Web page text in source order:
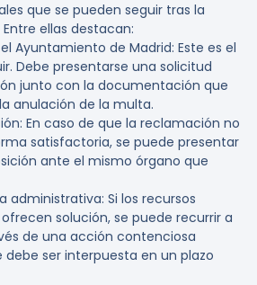
que se pueden seguir tras la
ellas destacan:
Ayuntamiento de Madrid: Este es el
Debe presentarse una solicitud
junto con la documentación que
anulación de la multa.
: En caso de que la reclamación no
satisfactoria, se puede presentar
ante el mismo órgano que
administrativa: Si los recursos
solución, se puede recurrir a
de una acción contenciosa
ser interpuesta en un plazo